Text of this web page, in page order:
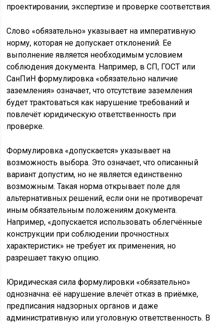
проектировании, экспертизе и проверке соответствия.
Слово «обязательно» указывает на императивную
норму, которая не допускает отклонений. Ее
выполнение является необходимым условием
соблюдения документа. Например, в СП, ГОСТ или
СанПиН формулировка «обязательно наличие
заземления» означает, что отсутствие заземления
будет трактоваться как нарушение требований и
повлечёт юридическую ответственность при
проверке.
Формулировка «допускается» указывает на
возможность выбора. Это означает, что описанный
вариант допустим, но не является единственно
возможным. Такая норма открывает поле для
альтернативных решений, если они не противоречат
иным обязательным положениям документа.
Например, «допускается использовать облегчённые
конструкции при соблюдении прочностных
характеристик» не требует их применения, но
разрешает такую опцию.
Юридическая сила формулировки «обязательно»
однозначна: её нарушение влечёт отказ в приёмке,
предписания надзорных органов и даже
административную или уголовную ответственность. В